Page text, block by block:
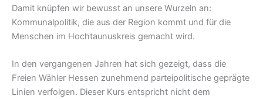
Damit knüpfen wir bewusst an unsere Wurzeln an:
Kommunalpolitik, die aus der Region kommt und für die
Menschen im Hochtaunuskreis gemacht wird.
In den vergangenen Jahren hat sich gezeigt, dass die
Freien Wähler Hessen zunehmend parteipolitische geprägte
Linien verfolgen. Dieser Kurs entspricht nicht dem